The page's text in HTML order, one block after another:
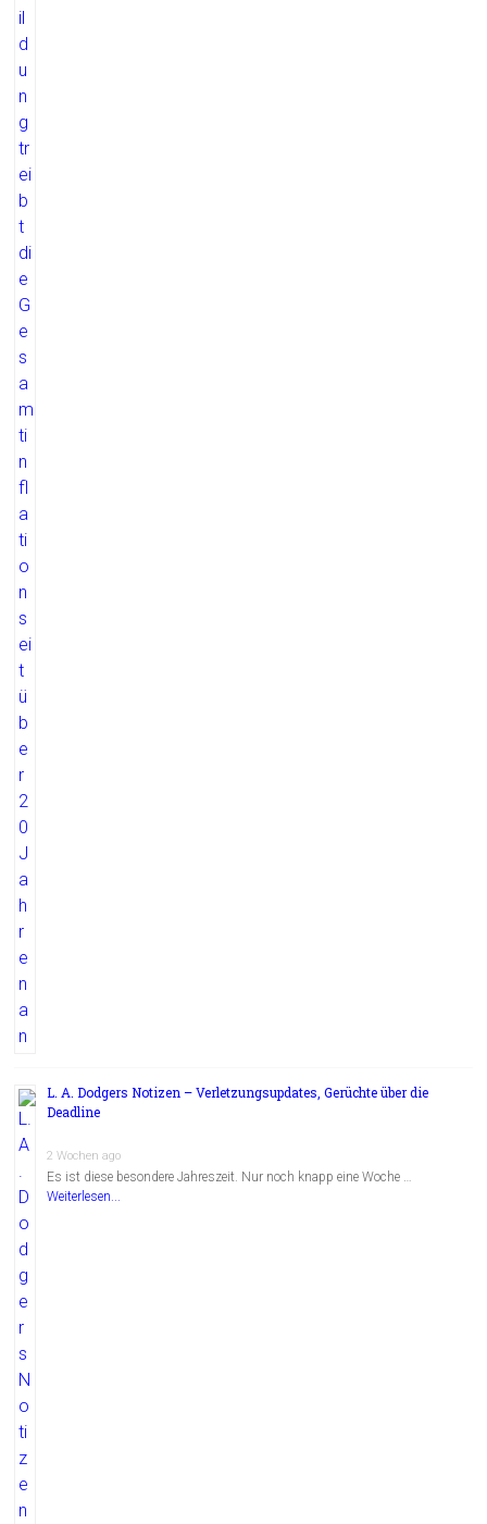
L. A. Dodgers Notizen – Verletzungsupdates, Gerüchte über die
Deadline
2 Wochen ago
Es ist diese besondere Jahreszeit. Nur noch knapp eine Woche …
Weiterlesen...